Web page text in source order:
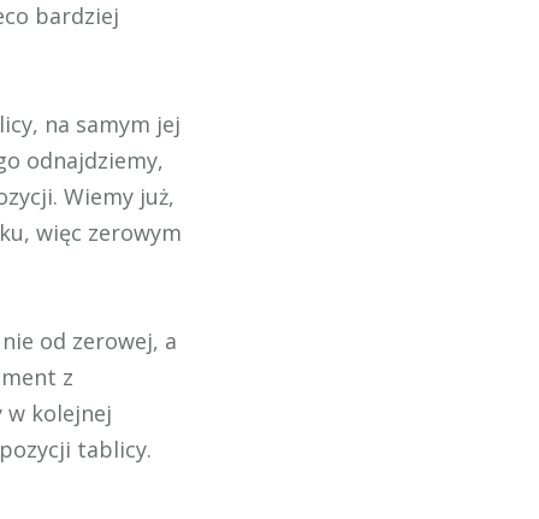
bardziej
na samym jej
odnajdziemy,
Wiemy już,
więc zerowym
od zerowej, a
z
w kolejnej
tablicy.